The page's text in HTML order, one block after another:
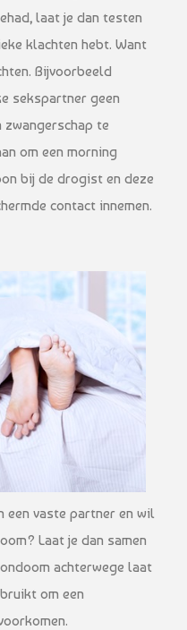
laat je dan testen
klachten hebt. Want
Bijvoorbeeld
sekspartner geen
zwangerschap te
om een morning
bij de drogist en deze
contact innemen.
een vaste partner en wil
Laat je dan samen
achterwege laat
om een